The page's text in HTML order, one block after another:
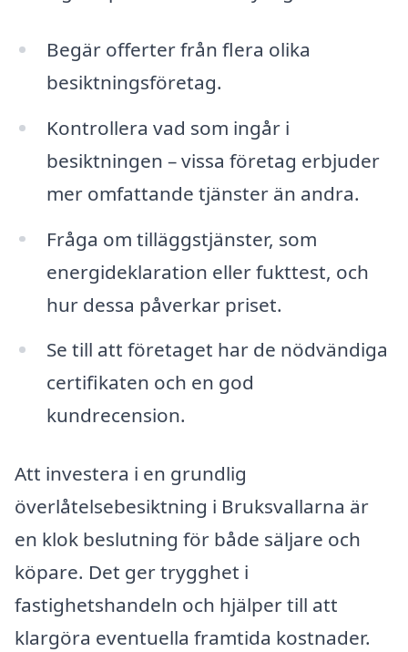
Begär offerter från flera olika
besiktningsföretag.
Kontrollera vad som ingår i
besiktningen – vissa företag erbjuder
mer omfattande tjänster än andra.
Fråga om tilläggstjänster, som
energideklaration eller fukttest, och
hur dessa påverkar priset.
Se till att företaget har de nödvändiga
certifikaten och en god
kundrecension.
Att investera i en grundlig
överlåtelsebesiktning i Bruksvallarna är
en klok beslutning för både säljare och
köpare. Det ger trygghet i
fastighetshandeln och hjälper till att
klargöra eventuella framtida kostnader.